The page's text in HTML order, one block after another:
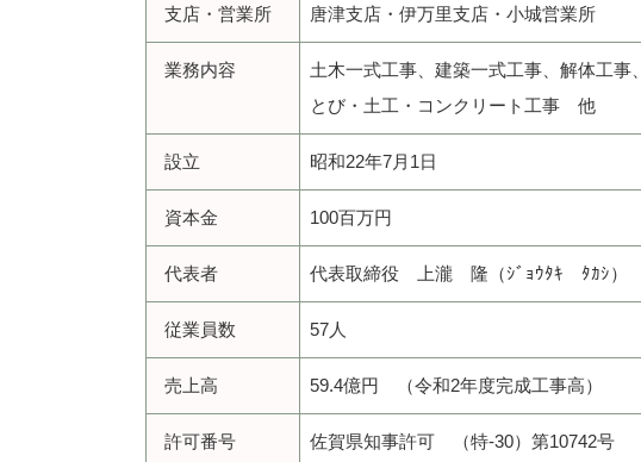
支店・営業所 唐津支店・伊万里支店・小城営業所
業務内容
土木一式工事、建築一式工事、解体工事、
とび・土工・コンクリート工事 他
設立 昭和22年7月1日
資本金 100百万円
代表者 代表取締役 上瀧 隆（ｼﾞｮｳﾀｷ ﾀｶｼ）
従業員数 57人
売上高 59.4億円 （令和2年度完成工事高）
許可番号
佐賀県知事許可 （特-30）第10742号